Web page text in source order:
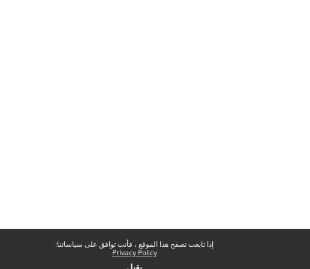
إذا تابعت تصفح هذا الموقع ، فأنت توافق على سياساتنا:
Privacy Policy